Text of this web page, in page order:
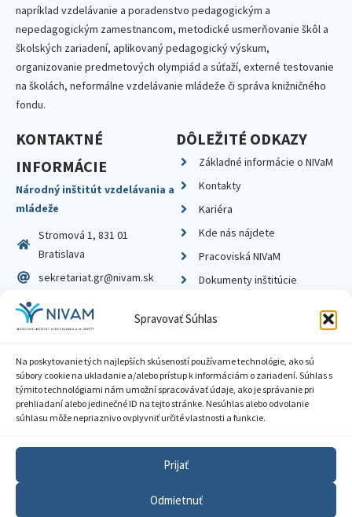
Spravovať Súhlas
Na poskytovanie tých najlepších skúseností používame technológie, ako sú
súbory cookie na ukladanie a/alebo prístup k informáciám o zariadení. Súhlas s
týmito technológiami nám umožní spracovávať údaje, ako je správanie pri
prehliadaní alebo jedinečné ID na tejto stránke. Nesúhlas alebo odvolanie
súhlasu môže nepriaznivo ovplyvniť určité vlastnosti a funkcie.
Prijať
Odmietnuť
napríklad vzdelávanie a poradenstvo pedagogickým a
nepedagogickým zamestnancom, metodické usmerňovanie škôl a
školských zariadení, aplikovaný pedagogický výskum,
organizovanie predmetových olympiád a súťaží, externé testovanie
na školách, neformálne vzdelávanie mládeže či správa knižničného
fondu.
KONTAKTNÉ
INFORMÁCIE
Národný inštitút vzdelávania a
mládeže
Stromová 1, 831 01
Bratislava
sekretariat.gr@nivam.sk
IČO: 00164348
DIČ: 2020798714
DÔLEŽITÉ ODKAZY
Základné informácie o NIVaM
Kontakty
Kariéra
Kde nás nájdete
Pracoviská NIVaM
Dokumenty inštitúcie
Zásady ochrany súkromia
Sprístupnenie informácií